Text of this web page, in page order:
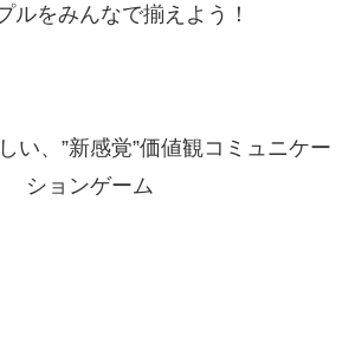
ルをみんなで揃えよう！
い、”新感覚”価値観コミュニケー
ションゲーム